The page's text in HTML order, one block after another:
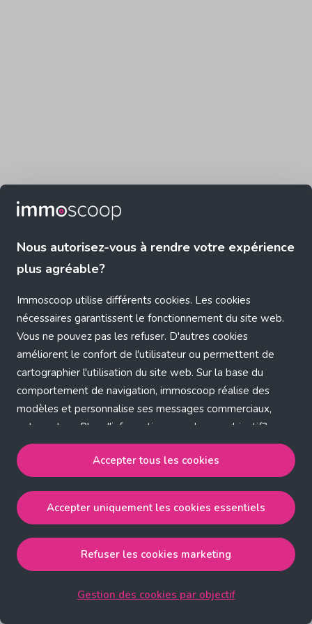
Nous autorisez-vous à rendre votre expérience
plus agréable?
Immoscoop utilise différents cookies. Les cookies
nécessaires garantissent le fonctionnement du site web.
Vous ne pouvez pas les refuser. D'autres cookies
améliorent le confort de l'utilisateur ou permettent de
cartographier l'utilisation du site web. Sur la base du
comportement de navigation, immoscoop réalise des
modèles et personnalise ses messages commerciaux,
entre autres. Plus d'informations sur chaque objectif?
Cliquez sur 'Gestion des cookies par objectif'.
Notre politique de cookies
Accepter tous les cookies
strictement nécessaires, performance, fonctionnalité et
publicité ciblée.
Accepter uniquement les cookies essentielsaccepte
les cookies strictement nécessaires.
Accepter tous les cookies
Accepter uniquement les cookies essentiels
Refuser les cookies marketing
Gestion des cookies par objectif
Application error: a client-side exception has occurred (see the
browser console for more information)